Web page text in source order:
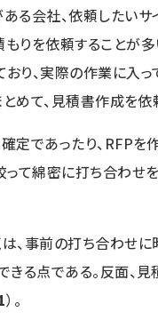
る会社、依頼したい
りを依頼することが
り、実際の作業に入
めて、見積書作成を依
定であったり、RFP
って綿密に打ち合わせ
、事前の打ち合わせ
きる点である。反面、
）。